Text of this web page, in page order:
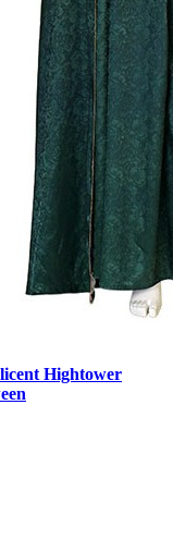
Hightower